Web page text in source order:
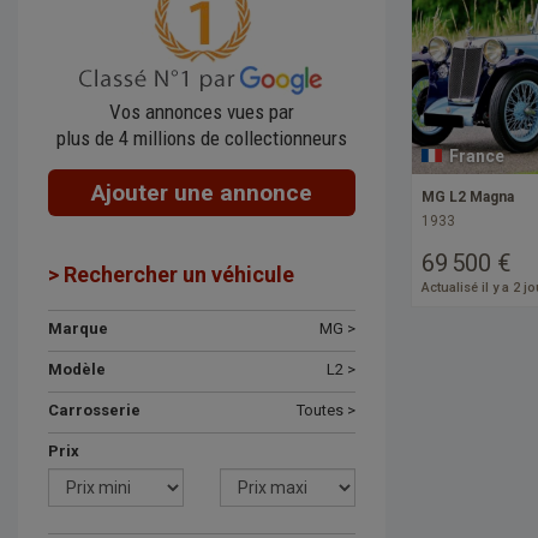
Vos annonces vues par
plus de 4 millions de collectionneurs
Ajouter une annonce
> Rechercher un véhicule
Marque MG >
Modèle L2 >
Carrosserie Toutes >
Prix
France
MG L2 Magna
1933
69 500 €
Actualisé il y a 2